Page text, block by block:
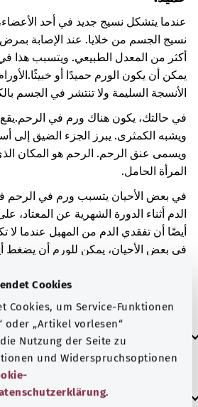
Cookies
Cookies, um Service-Funktionen
oder „Artikel vorlesen“
Nutzung der Seite zu
und Widerspruchsoptionen
.
عندما يتشكل نسيج جديد في أحد
نسيج الجسم من خلايا. عند الإصابة بمرض
أكثر من المعدل الطبيعي. ويتسبب هذا
يمكن أن يكون الورم حميدًا أو خبيثًا.
الأنسجة السليمة ولا تنتشر في الجسم
في حالتك، يكون هناك ورم في الرحم.
ويشبه الكمثرى. يبرز الجزء الضيق إلى
ويسمى عنق الرحم. الرحم هو المكان
المرأة الحامل.
في بعض الأحيان يتسبب ورم في الرحم
الدم أثناء الدورة الشهرية عن المعتاد،
أيضًا أن تفقدي الدم من المهبل عندما لا
في بعض الأحيان، يمكن للورم أن يضغط
الشعور بالألم. ومع ذلك، في بعض
أعراض.
العلامات الإضافية